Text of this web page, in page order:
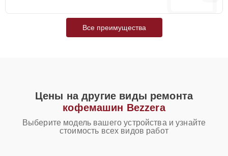
Все преимущества
Цены на другие виды ремонта
кофемашин Bezzera
Выберите модель вашего устройства и узнайте
стоимость всех видов работ